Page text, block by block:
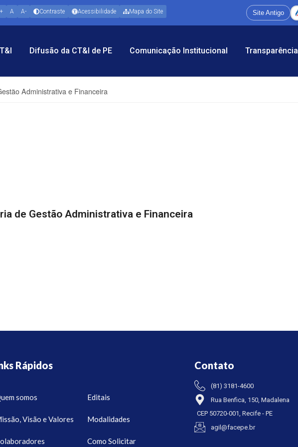
Administrativa e Financeira
A A- Contraste Acessibilidade Mapa do Site Site Antigo
Difusão da CT&I de PE Comunicação Institucional Transparência
de Gestão Administrativa e Financeira
Rápidos
somos
Visão e Valores
Editais
Modalidades
Como Solicitar
Contato
(81) 3181-4600
Rua Benfica, 150, Madalena
CEP 50720-001, Recife - PE
agil@facepe.br